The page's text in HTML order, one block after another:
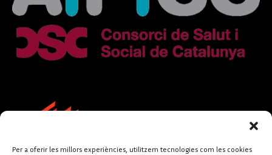
Per a oferir les millors experiències, utilitzem tecnologies com les cookies